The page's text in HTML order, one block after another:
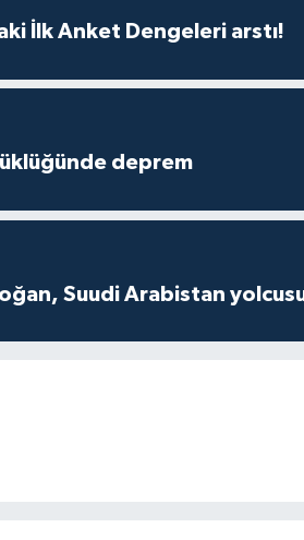
İlk Anket Dengeleri arstı!
deprem
Suudi Arabistan